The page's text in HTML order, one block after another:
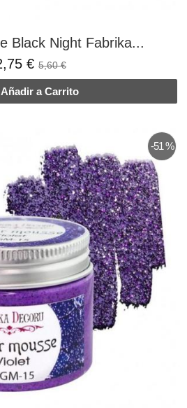
Black Night Fabrika...
€ 5,60 €
Añadir a Carrito
-51 %